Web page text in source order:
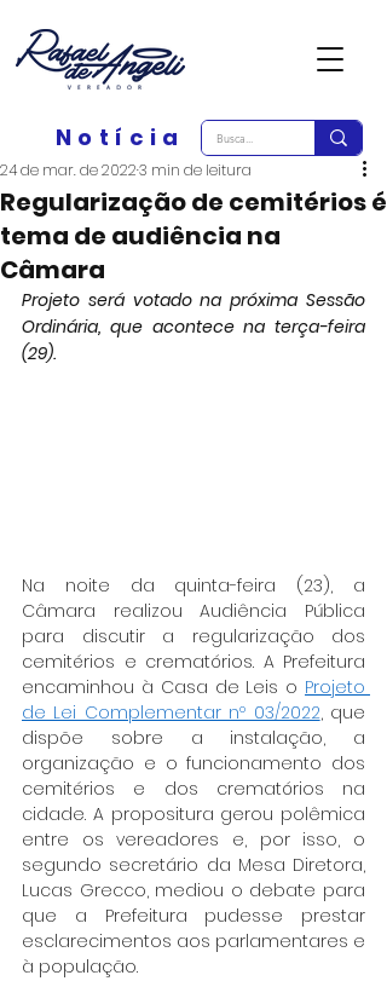
Notícia
Regularização de cemitérios é
tema de audiência na
Câmara
24 de mar. de 20223 min de leitura
Projeto será votado na próxima Sessão
Ordinária, que acontece na terça-feira
(29).
Na noite da quinta-feira (23), a
Câmara realizou Audiência Pública
para discutir a regularização dos
cemitérios e crematórios. A Prefeitura
encaminhou à Casa de Leis o Projeto
de Lei Complementar nº 03/2022, que
dispõe sobre a instalação, a
organização e o funcionamento dos
cemitérios e dos crematórios na
cidade. A propositura gerou polêmica
entre os vereadores e, por isso, o
segundo secretário da Mesa Diretora,
Lucas Grecco, mediou o debate para
que a Prefeitura pudesse prestar
esclarecimentos aos parlamentares e
à população.